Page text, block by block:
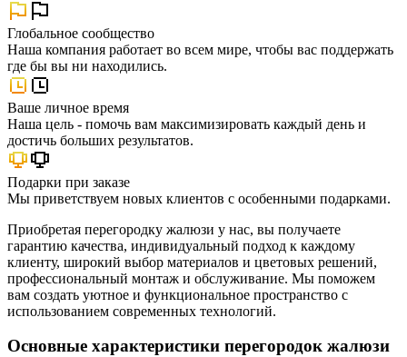
Глобальное сообщество
Наша компания работает во всем мире, чтобы вас поддержать
где бы вы ни находились.
Ваше личное время
Наша цель - помочь вам максимизировать каждый день и
достичь больших результатов.
Подарки при заказе
Мы приветствуем новых клиентов с особенными подарками.
Приобретая перегородку жалюзи у нас, вы получаете
гарантию качества, индивидуальный подход к каждому
клиенту, широкий выбор материалов и цветовых решений,
профессиональный монтаж и обслуживание. Мы поможем
вам создать уютное и функциональное пространство с
использованием современных технологий.
Основные характеристики перегородок жалюзи